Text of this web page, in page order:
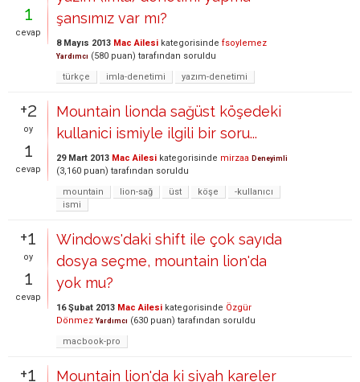
1
cevap
şansımız var mı?
8 Mayıs 2013 Mac Ailesi kategorisinde fsoylemez
Yardımcı (580 puan) tarafından soruldu
türkçe
imla-denetimi yazım-denetimi
+2
oy
1
cevap
Mountain lionda sağüst köşedeki
kullanici ismiyle ilgili bir soru...
29 Mart 2013 Mac Ailesi kategorisinde mirzaa Deneyimli
(3,160 puan) tarafından soruldu
mountain
lion-sağ üst köşe
-kullanıcı
ismi
+1
oy
1
cevap
Windows'daki shift ile çok sayıda
dosya seçme, mountain lion'da
yok mu?
16 Şubat 2013 Mac Ailesi kategorisinde Özgür
Dönmez Yardımcı (630 puan) tarafından soruldu
macbook-pro
+1 Mountain lion'da ki siyah kareler